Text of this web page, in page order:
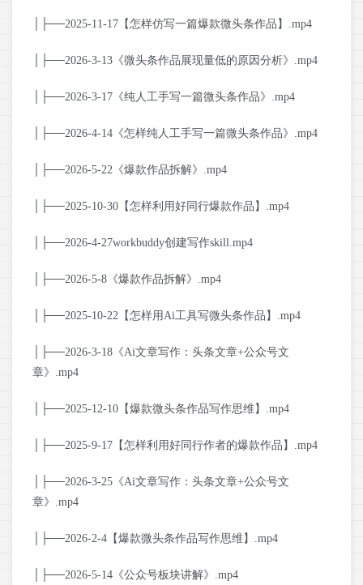
│├──2025-11-17【怎样仿写一篇爆款微头条作品】.mp4
│├──2026-3-13《微头条作品展现量低的原因分析》.mp4
│├──2026-3-17《纯人工手写一篇微头条作品》.mp4
│├──2026-4-14《怎样纯人工手写一篇微头条作品》.mp4
│├──2026-5-22《爆款作品拆解》.mp4
│├──2025-10-30【怎样利用好同行爆款作品】.mp4
│├──2026-4-27workbuddy创建写作skill.mp4
│├──2026-5-8《爆款作品拆解》.mp4
│├──2025-10-22【怎样用Ai工具写微头条作品】.mp4
│├──2026-3-18《Ai文章写作：头条文章+公众号文
章》.mp4
│├──2025-12-10【爆款微头条作品写作思维】.mp4
│├──2025-9-17【怎样利用好同行作者的爆款作品】.mp4
│├──2026-3-25《Ai文章写作：头条文章+公众号文
章》.mp4
│├──2026-2-4【爆款微头条作品写作思维】.mp4
│├──2026-5-14《公众号板块讲解》.mp4